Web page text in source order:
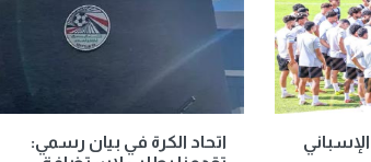
الإسباني
اتحاد الكرة في بيان رسمي: